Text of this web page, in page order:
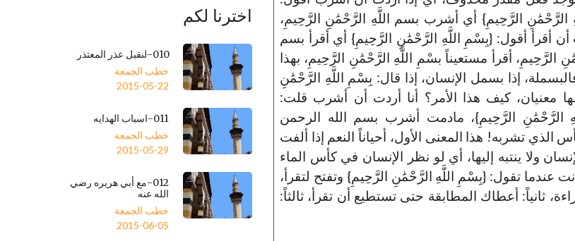
الرَّحْمَٰنِ الرَّحِيمِ} أي أشرب بسم اللَّهِ الرَّحْمَٰنِ الرَّحِيمِ،
أن أقرأ أقول: {بِسْمِ اللَّهِ الرَّحْمَٰنِ الرَّحِيمِ} أي أقرأ بسم
الرَّحِيمِ، أقرأ مستعيناً بسْمِ اللَّهِ الرَّحْمَٰنِ الرَّحِيمِ، بهذا
إذا بسمل الإنسان، إذا قال: بِسْمِ اللَّهِ الرَّحْمَٰنِ
معنيان، كيف هذا الأمر؟ أنا أردت أن أشرب قلت:
الرَّحْمَٰنِ الرَّحِيمِ}، مادمت أشرب بسم الله الرحمن
تشربه! هذا المعنى الأول، أحياناً النعم إذا ألفت
ولا ينتبه إليها، أي لو نظر الإنسان في كأس الماء
تقول: {بِسْمِ اللَّهِ الرَّحْمَٰنِ الرَّحِيمِ} وتفتح لتقرأ،
ثانياً: أعطاك المطابقة حتى تستطيع أن تقرأ، ثالثاً:
اخترنا لكم
010-لنقبل عذر المعتذر
خطب الجمعة
2015-05-22
011-اسباب الهدايه
خطب الجمعة
2015-05-29
012-مع أبي هريره رضي
الله عنه
خطب الجمعة
2015-06-05